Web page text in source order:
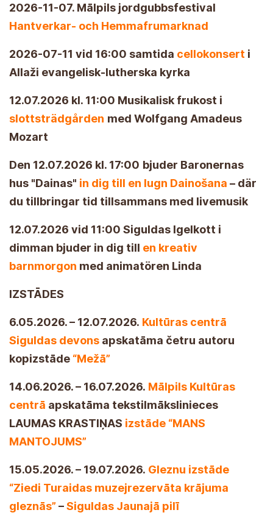
2026-11-07. Mālpils jordgubbsfestival
Hantverkar- och Hemmafrumarknad
2026-07-11 vid 16:00 samtida cellokonsert i
Allaži evangelisk-lutherska kyrka
12.07.2026 kl. 11:00 Musikalisk frukost i
slottsträdgården med Wolfgang Amadeus
Mozart
Den 12.07.2026 kl. 17:00 bjuder Baronernas
hus "Dainas" in dig till en lugn Dainošana – där
du tillbringar tid tillsammans med livemusik
12.07.2026 vid 11:00 Siguldas Igelkott i
dimman bjuder in dig till en kreativ
barnmorgon med animatören Linda
IZSTĀDES
6.05.2026. – 12.07.2026. Kultūras centrā
Siguldas devons apskatāma četru autoru
kopizstāde “Mežā”
14.06.2026. – 16.07.2026. Mālpils Kultūras
centrā apskatāma tekstilmākslinieces
LAUMAS KRASTIŅAS izstāde “MANS
MANTOJUMS”
15.05.2026. – 19.07.2026. Gleznu izstāde
“Ziedi Turaidas muzejrezervāta krājuma
gleznās” –Siguldas Jaunajā pilī